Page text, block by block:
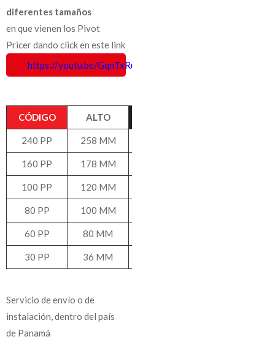
diferentes tamaños
en que vienen los Pivot
Pricer dando click en este link
https://youtu.be/GqnTxRuIAs8
CÓDIGO ALTO
240 PP 258 MM
160 PP 178 MM
100 PP 120 MM
80 PP 100 MM
60 PP 80 MM
30 PP 36 MM
Servicio de envío o de
instalación, dentro del país
de Panamá